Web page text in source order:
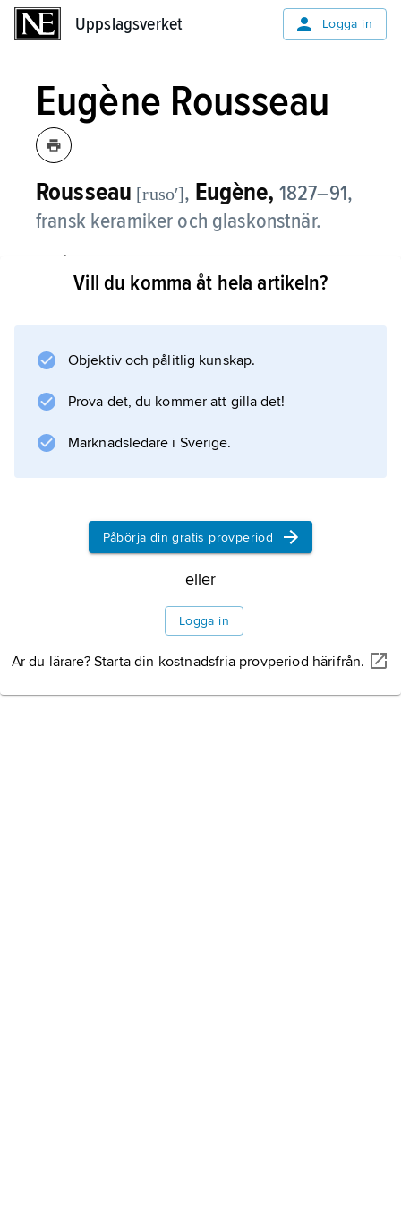
Uppslagsverket Logga in
Eugène Rousseau
Rousseau [rusoʹ], Eugène, 1827–91,
fransk keramiker och glaskonstnär.
Eugène Rousseau var en av de första som
influerades av östasiatisk konst. Han blev
med mera i japansk stil samt framför allt för
effektfulla inneslutningar i färger och guld.
Vill du komma åt hela artikeln?
Objektiv och pålitlig kunskap.
Prova det, du kommer att gilla det!
Marknadsledare i Sverige.
Påbörja din gratis provperiod
eller
Logga in
Är du lärare? Starta din kostnadsfria provperiod härifrån.